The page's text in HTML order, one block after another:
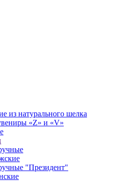
из натурального шелка
«Z» и «V»
"Президент"